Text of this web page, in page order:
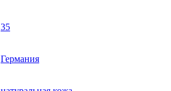
35
Германия